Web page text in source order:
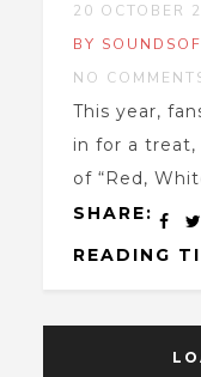
20 OCTOBER
BY
NO
This year,
in for a
of “Red,
SHARE:
READING